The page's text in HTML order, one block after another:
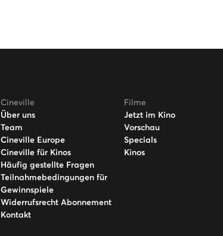
Cineville
Über uns
Team
Cineville Europe
Cineville für Kinos
Häufig gestellte Fragen
Teilnahmebedingungen für
Gewinnspiele
Widerrufsrecht Abonnement
Kontakt
Filme
Jetzt im Kino
Vorschau
Specials
Kinos